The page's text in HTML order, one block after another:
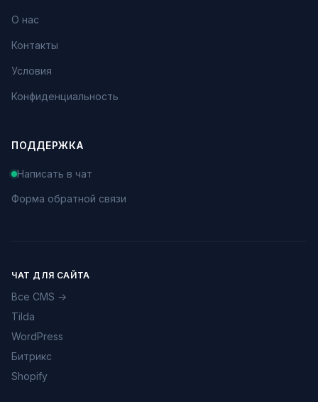
О нас
Контакты
Условия
Конфиденциальность
ПОДДЕРЖКА
Написать в чат
Форма обратной связи
ЧАТ ДЛЯ САЙТА
Все CMS →
Tilda
WordPress
Битрикс
Shopify